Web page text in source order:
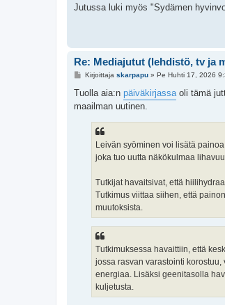
e
Jutussa luki myös "Sydämen
Re: Mediajutut (lehdistö, tv ja
V
e
t
Kirjoittaja skarpapu» Pe Huhti 17, 2026
Tuolla aia:n päiväkirjassaoli tämä
maailman uutinen.
Leivän syöminen voi lisätä
joka tuo uutta näkökulmaa
Tutkijat havaitsivat, että
Tutkimus viittaa siihen, että
muutoksista.
Tutkimuksessa havaittiin, että
jossa rasvan varastointi
energiaa. Lisäksi geenitasolla
kuljetusta.